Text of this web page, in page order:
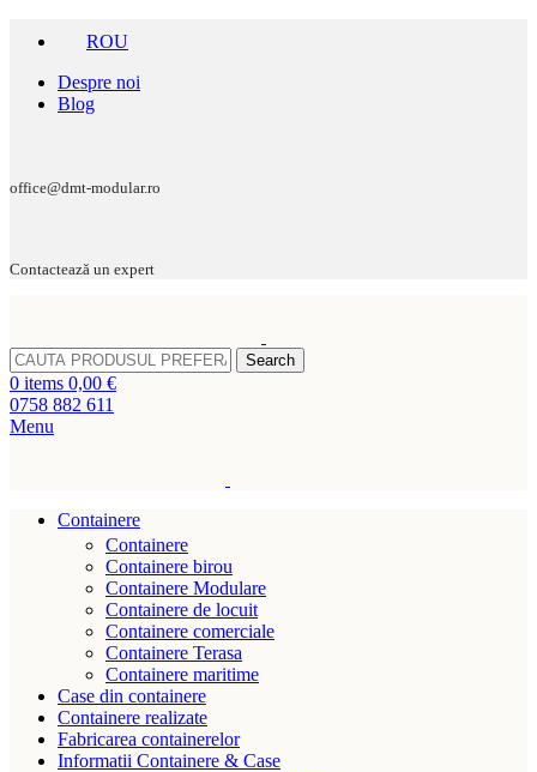
ROU
Despre noi
Blog
office@dmt-modular.ro
Contactează un expert
Search
0 items 0,00 €
0758 882 611
Menu
Containere
Containere
Containere birou
Containere Modulare
Containere de locuit
Containere comerciale
Containere Terasa
Containere maritime
Case din containere
Containere realizate
Fabricarea containerelor
Informatii Containere & Case